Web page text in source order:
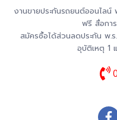
งานขายประกันรถยนต์ออนไล
ฟรี สื่อกา
สมัครซื้อได้ส่วนลดประกัน พ.
อุบัติเหตุ 1